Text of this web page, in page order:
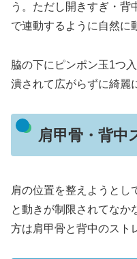
う。ただし開きすぎ・背
で連動するように自然に
脇の下にピンポン玉1つ
潰されて広がらずに綺麗
肩甲骨・背中
肩の位置を整えようとし
と動きが制限されてなか
方は肩甲骨と背中のスト